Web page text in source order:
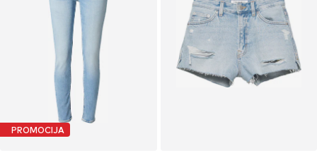
PROMOCIJA